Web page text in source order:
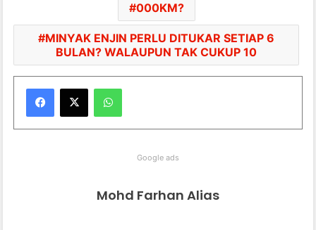
000KM?
MINYAK ENJIN PERLU DITUKAR SETIAP 6
BULAN? WALAUPUN TAK CUKUP 10
WhatsApp
Google ads
Mohd Farhan Alias